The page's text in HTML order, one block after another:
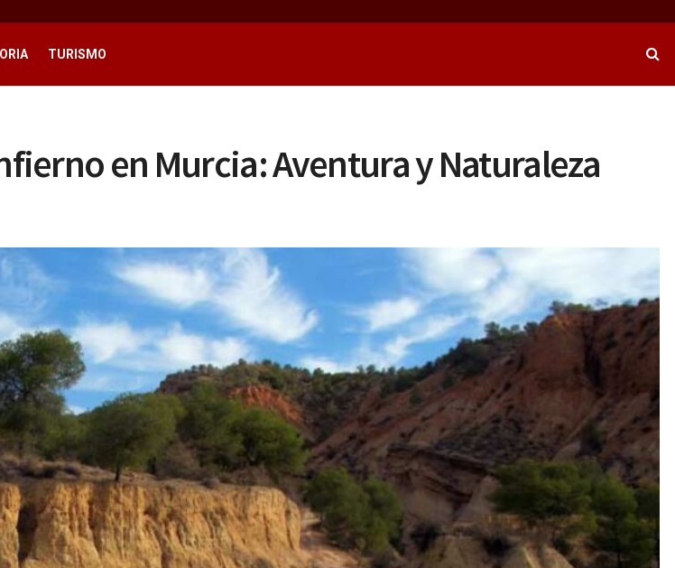
TURISMO
en Murcia: Aventura y Naturaleza